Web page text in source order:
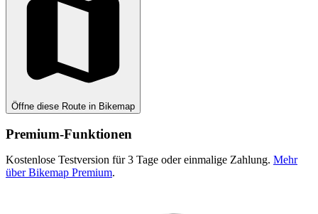
Öffne diese Route in Bikemap
Premium-Funktionen
Kostenlose Testversion für 3 Tage oder einmalige Zahlung. Mehr
über Bikemap Premium.